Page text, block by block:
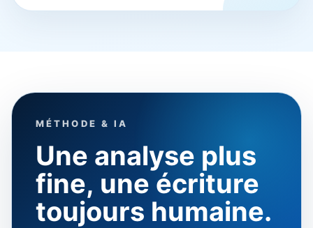
MÉTHODE & IA
Une analyse plus
fine, une écriture
toujours humaine.